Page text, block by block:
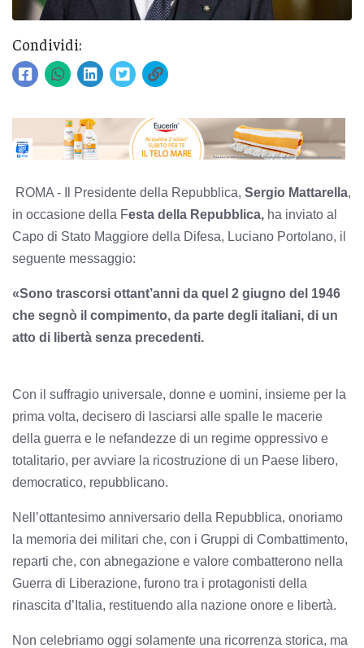
Condividi:
ROMA - Il Presidente della Repubblica, Sergio Mattarella,
in occasione della Festa della Repubblica, ha inviato al
Capo di Stato Maggiore della Difesa, Luciano Portolano, il
seguente messaggio:
«Sono trascorsi ottant’anni da quel 2 giugno del 1946
che segnò il compimento, da parte degli italiani, di un
atto di libertà senza precedenti.
Con il suffragio universale, donne e uomini, insieme per la
prima volta, decisero di lasciarsi alle spalle le macerie
della guerra e le nefandezze di un regime oppressivo e
totalitario, per avviare la ricostruzione di un Paese libero,
democratico, repubblicano.
Nell’ottantesimo anniversario della Repubblica, onoriamo
la memoria dei militari che, con i Gruppi di Combattimento,
reparti che, con abnegazione e valore combatterono nella
Guerra di Liberazione, furono tra i protagonisti della
rinascita d’Italia, restituendo alla nazione onore e libertà.
Non celebriamo oggi solamente una ricorrenza storica, ma